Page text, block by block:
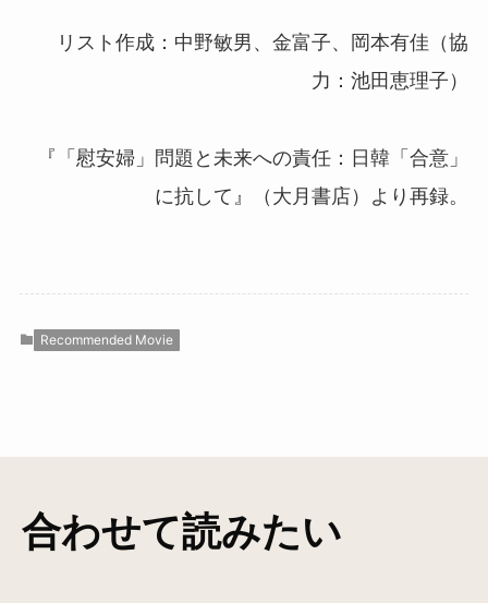
リスト作成：中野敏男、金富子、岡本有佳（協
力：池田恵理子）
『「慰安婦」問題と未来への責任：日韓「合意」
に抗して』（大月書店）より再録。
Recommended Movie
合わせて読みたい